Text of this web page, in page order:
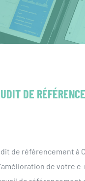
DE
de référencement à
de votre